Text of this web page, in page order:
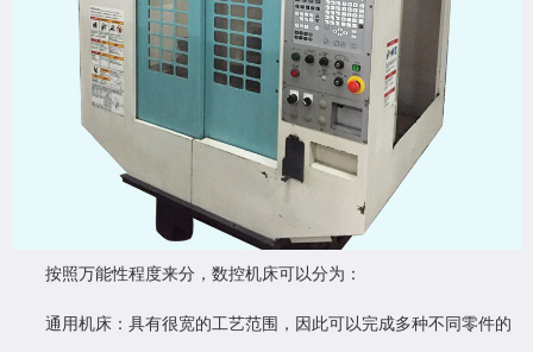
按照万能性程度来分，数控机床可以分为：
通用机床：具有很宽的工艺范围，因此可以完成多种不同零件的